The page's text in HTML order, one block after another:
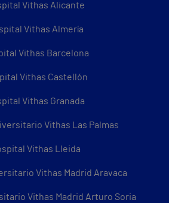
Vithas Alicante
Vithas Almería
Vithas Barcelona
Vithas Castellón
Vithas Granada
Vithas Las Palmas
Vithas Lleida
Vithas Madrid Aravaca
Vithas Madrid Arturo Soria